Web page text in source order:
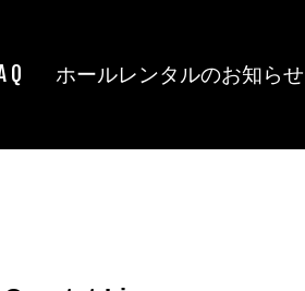
ホールレンタルのお知らせ